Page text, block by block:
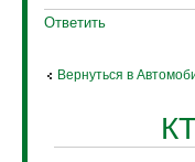
Ответить
Вернуться в